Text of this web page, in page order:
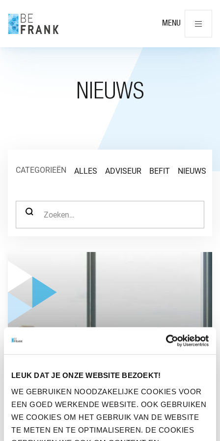
LEUK DAT JE ONZE WEBSITE BEZOEKT!
WE GEBRUIKEN NOODZAKELIJKE COOKIES VOOR
EEN GOED WERKENDE WEBSITE. OOK GEBRUIKEN
WE COOKIES OM HET GEBRUIK VAN DE WEBSITE
TE METEN EN TE OPTIMALISEREN. DE COOKIES
MENU
NIEUWS
CATEGORIEËN ALLES ADVISEUR BEFIT NIEUWS
ZOEK NAAR:
NIEUWE
PENSIOENREGELING? ZO
BETREK JE OOK DE
ONDERNEMINGSRAAD